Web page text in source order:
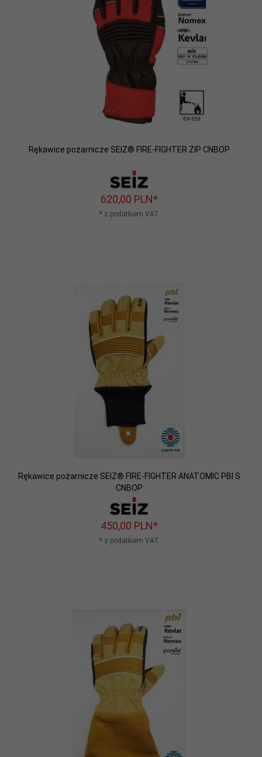
Rękawice pożarnicze SEIZ® FIRE-FIGHTER ZIP CNBOP
620,00 PLN*
* z podatkiem VAT
Rękawice pożarnicze SEIZ® FIRE-FIGHTER ANATOMIC PBI S
CNBOP
450,00 PLN*
* z podatkiem VAT